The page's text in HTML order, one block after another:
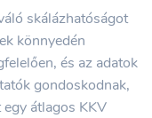
skálázhatóságot
könnyedén
és az adatok
gondoskodnak,
átlagos KKV